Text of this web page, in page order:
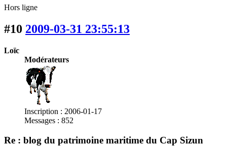
Hors ligne
#10 2009-03-31 23:55:13
Loïc
Modérateurs
Inscription : 2006-01-17
Messages : 852
Re : blog du patrimoine maritime du Cap Sizun